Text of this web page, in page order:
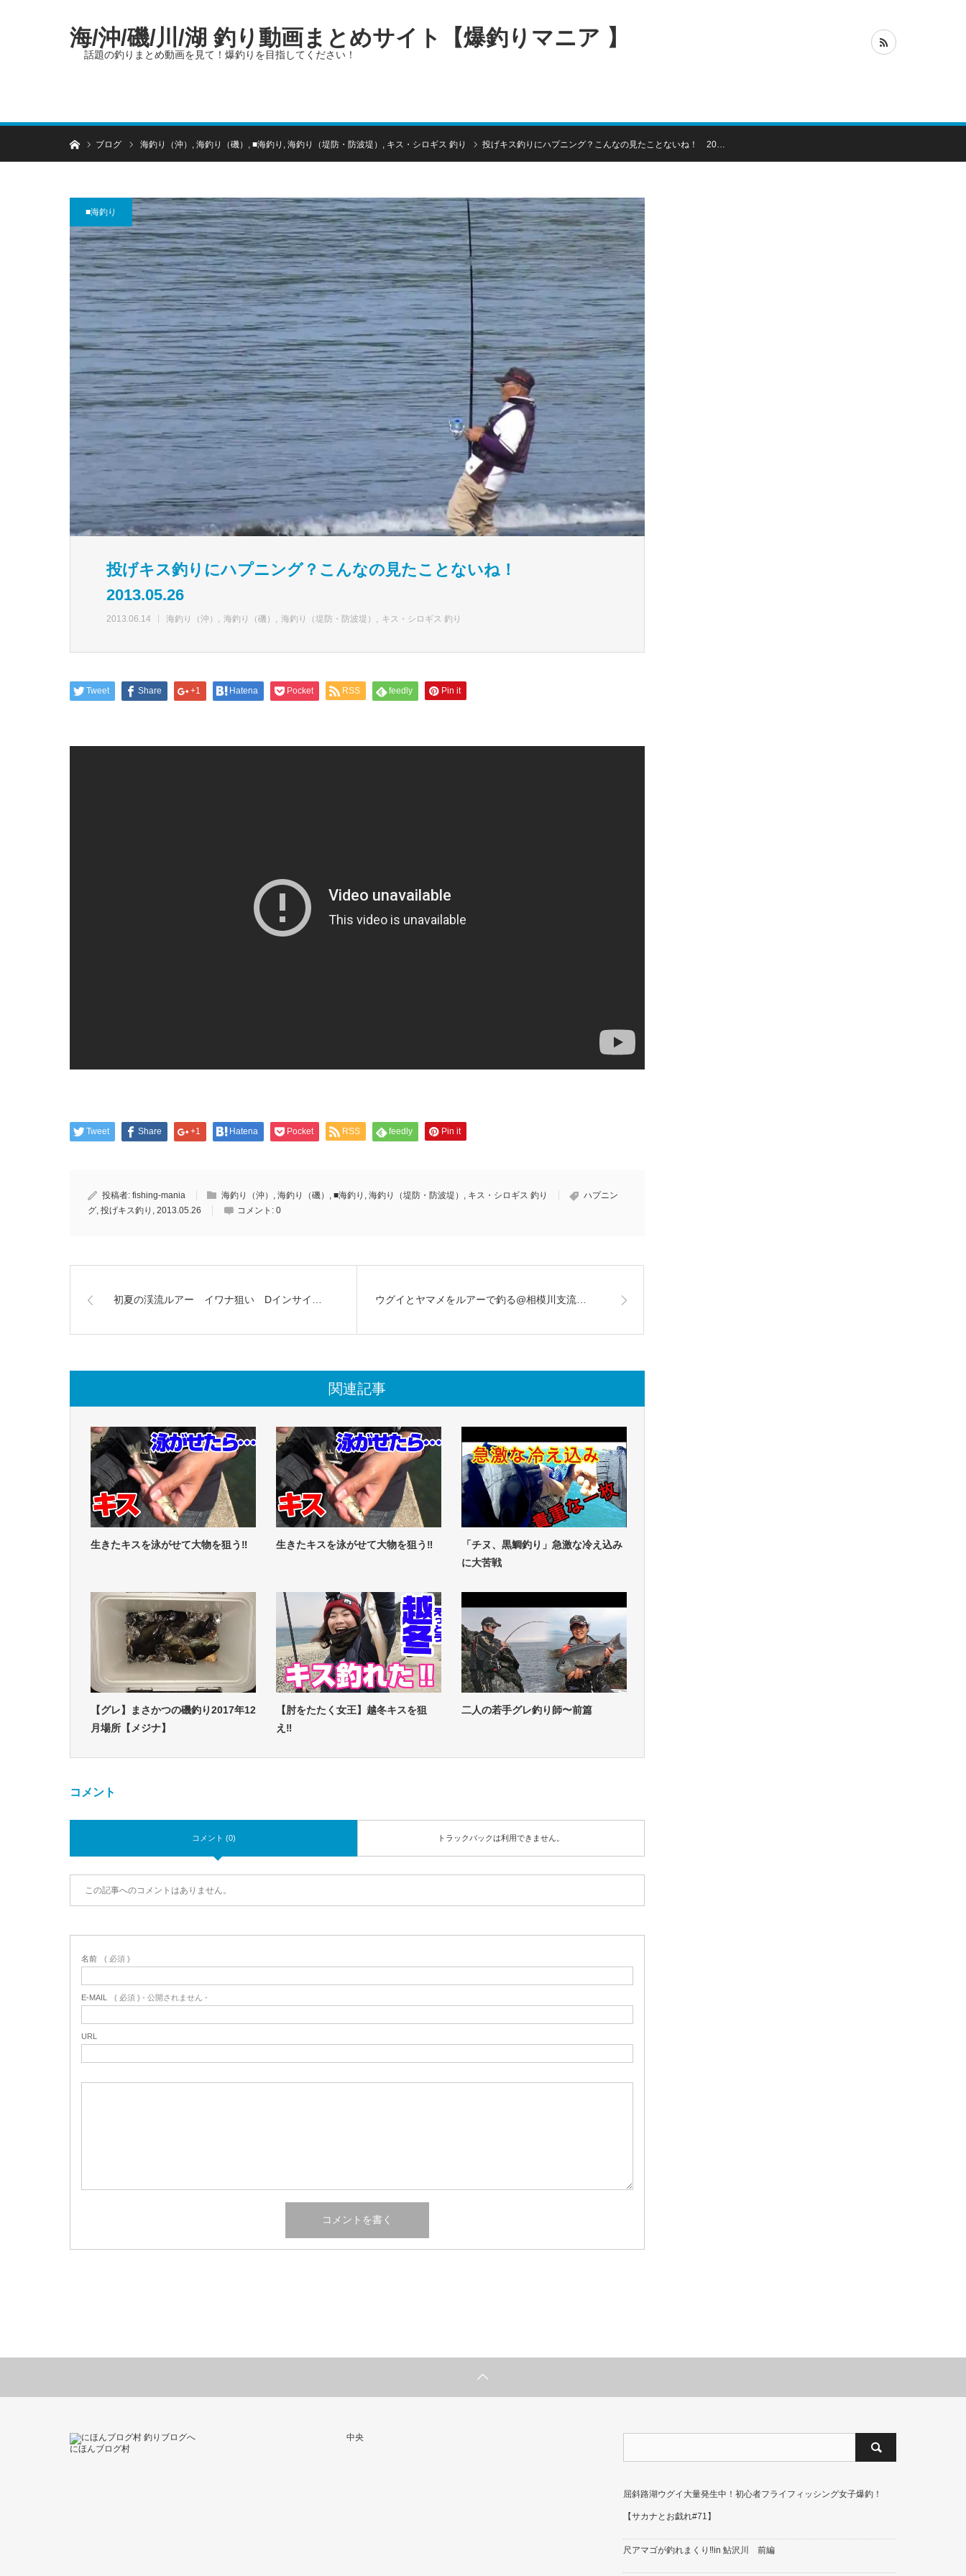
海/沖/磯/川/湖 釣り動画まとめサイト【爆釣りマニア 】
話題の釣りまとめ動画を見て！爆釣りを目指してください！
ホームブログ 海釣り（沖） , 海釣り（磯） , ■海釣り , 海釣り（堤防・防波堤） , キス・シロギス 釣り 投げキス釣りにハプニング？こんなの見たことないね！ 20…
■海釣り
投げキス釣りにハプニング？こんなの見たことないね！
2013.05.26
2013.06.14 海釣り（沖） 海釣り（磯） 海釣り（堤防・防波堤） キス・シロギス 釣り
Tweet Share +1 Hatena Pocket RSS feedly Pin it
Tweet Share +1 Hatena Pocket RSS feedly Pin it
投稿者: fishing-mania 海釣り（沖） 海釣り（磯） ■海釣り 海釣り（堤防・防波堤） キス・シロギス 釣り
ハプニン
グ 投げキス釣り 2013.05.26 コメント: 0
初夏の渓流ルアー イワナ狙い Dインサイ… ウグイとヤマメをルアーで釣る@相模川支流…
関連記事
生きたキスを泳がせて大物を狙う‼ 生きたキスを泳がせて大物を狙う‼
「チヌ、黒鯛釣り」急激な冷え込み
に大苦戦
【グレ】まさかつの磯釣り2017年12
月場所【メジナ】
【肘をたたく女王】越冬キスを狙
え‼
二人の若手グレ釣り師〜前篇
コメント
コメント (0) トラックバックは利用できません。
この記事へのコメントはありません。
名前 ( 必須 )
E-MAIL ( 必須 ) - 公開されません -
URL
にほんブログ村
中央
屈斜路湖ウグイ大量発生中！初心者フライフィッシング女子爆釣！
【サカナとお戯れ#71】
尺アマゴが釣れまくり‼in 鮎沢川 前編